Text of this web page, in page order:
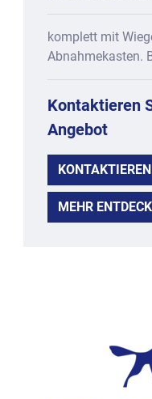
komplett mit
Abnahmekasten.
Kontaktieren
Angebot
KONTAKTIEREN
MEHR